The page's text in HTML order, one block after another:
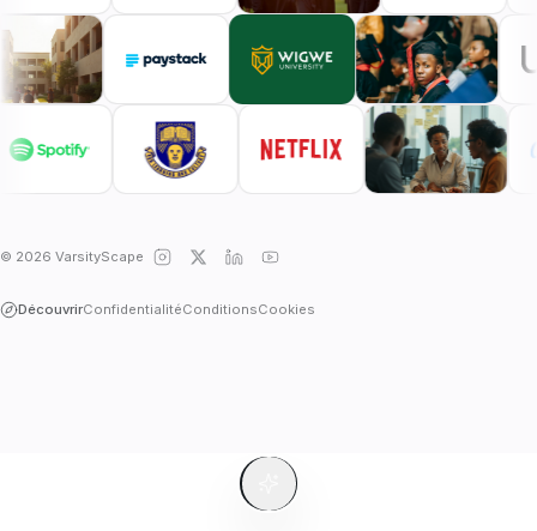
© 2026 VarsityScape
DécouvrirConfidentialitéConditionsCookies